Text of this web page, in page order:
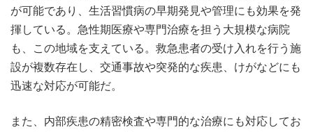
が可能であり、生活習慣病の早期発見や管理にも効果を発
揮している。急性期医療や専門治療を担う大規模な病院
も、この地域を支えている。救急患者の受け入れを行う施
設が複数存在し、交通事故や突発的な疾患、けがなどにも
迅速な対応が可能だ。
また、内部疾患の精密検査や専門的な治療にも対応してお